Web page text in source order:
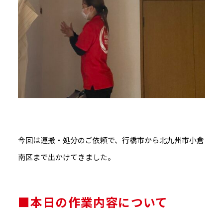
今回は運搬・処分のご依頼で、行橋市から北九州市小倉
南区まで出かけてきました。
■本日の作業内容について